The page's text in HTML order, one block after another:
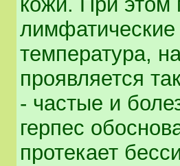
температура,
проявляется
- частые и
герпес
протекает